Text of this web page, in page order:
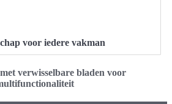
voor iedere vakman
verwisselbare bladen voor